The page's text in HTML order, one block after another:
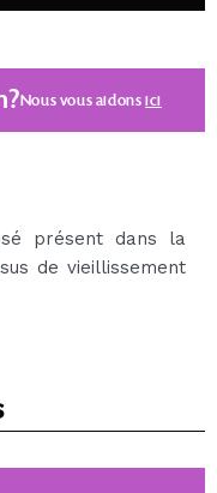
Nous vous aidonsici
présent dans la
de vieillissement
cellules et en les
une peau ferme